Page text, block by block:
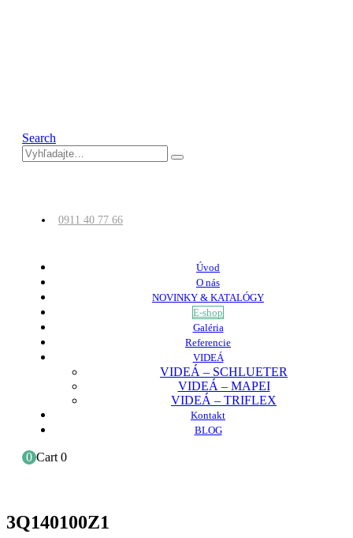
Search
0911 40 77 66
Úvod
O nás
NOVINKY & KATALÓGY
E-shop
Galéria
Referencie
VIDEÁ
VIDEÁ – SCHLUETER
VIDEÁ – MAPEI
VIDEÁ – TRIFLEX
Kontakt
BLOG
0 Cart 0
3Q140100Z1